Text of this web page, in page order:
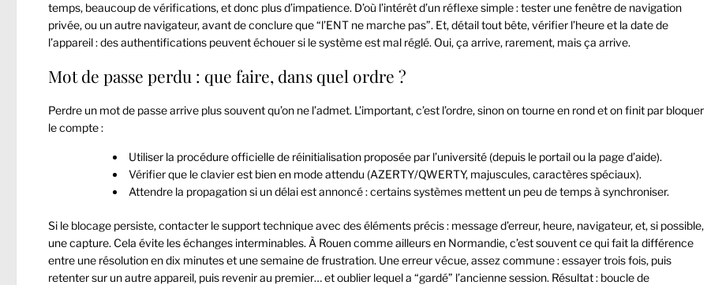
temps, beaucoup de vérifications, et donc plus d’impatience. D’où l’intérêt d’un réflexe simple : tester une fenêtre de navigation
privée, ou un autre navigateur, avant de conclure que “l’ENT ne marche pas”. Et, détail tout bête, vérifier l’heure et la date de
l’appareil : des authentifications peuvent échouer si le système est mal réglé. Oui, ça arrive, rarement, mais ça arrive.
Mot de passe perdu : que faire, dans quel ordre ?
Perdre un mot de passe arrive plus souvent qu’on ne l’admet. L’important, c’est l’ordre, sinon on tourne en rond et on finit par bloquer
le compte :
Utiliser la procédure officielle de réinitialisation proposée par l’université (depuis le portail ou la page d’aide).
Vérifier que le clavier est bien en mode attendu (AZERTY/QWERTY, majuscules, caractères spéciaux).
Attendre la propagation si un délai est annoncé : certains systèmes mettent un peu de temps à synchroniser.
Si le blocage persiste, contacter le support technique avec des éléments précis : message d’erreur, heure, navigateur, et, si possible,
une capture. Cela évite les échanges interminables. À Rouen comme ailleurs en Normandie, c’est souvent ce qui fait la différence
entre une résolution en dix minutes et une semaine de frustration. Une erreur vécue, assez commune : essayer trois fois, puis
retenter sur un autre appareil, puis revenir au premier… et oublier lequel a “gardé” l’ancienne session. Résultat : boucle de